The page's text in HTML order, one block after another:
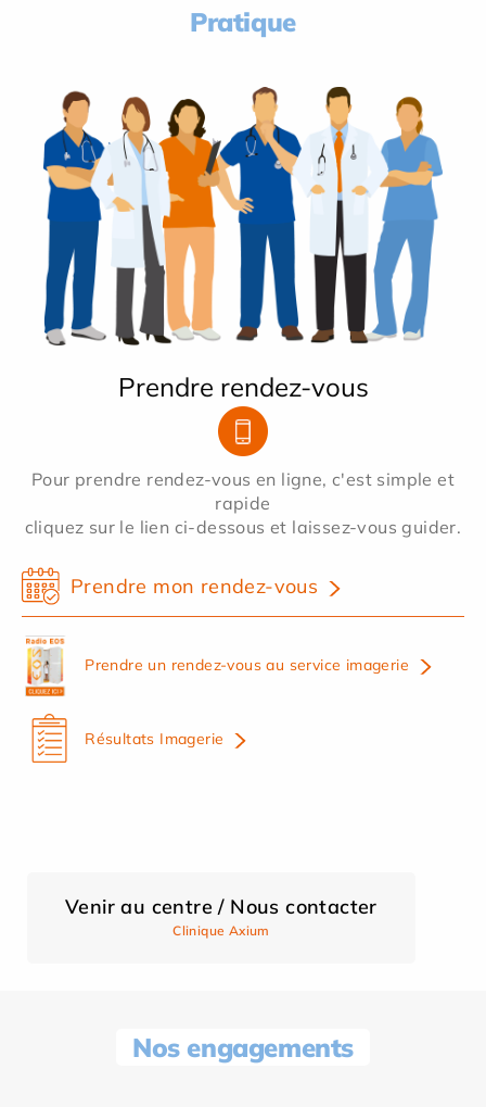
Pratique
Prendre rendez-vous
Pour prendre rendez-vous en ligne, c'est simple et
rapide
cliquez sur le lien ci-dessous et laissez-vous guider.
Prendre mon rendez-vous
Prendre un rendez-vous au service imagerie
Résultats Imagerie
Venir au centre / Nous contacter
Clinique Axium
Nos engagements